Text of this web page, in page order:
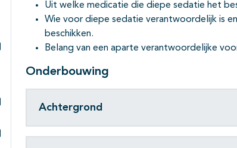
Uit welke medicatie die diepe sedatie het
Wie voor diepe sedatie verantwoordelijk is
beschikken.
Belang van een aparte verantwoordelijke
Onderbouwing
Achtergrond